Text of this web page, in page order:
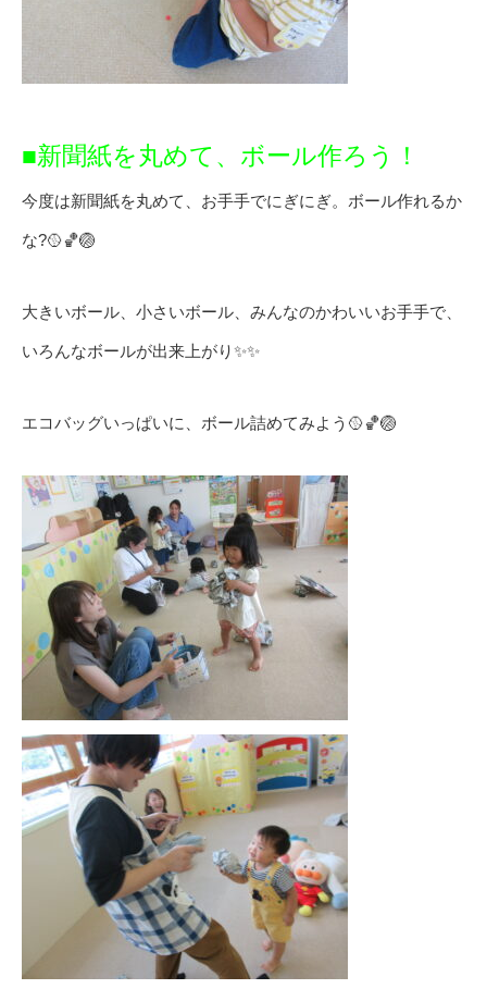
■新聞紙を丸めて、ボール作ろう！
今度は新聞紙を丸めて、お手手でにぎにぎ。ボール作れるか
な?🥎🏀🏐
大きいボール、小さいボール、みんなのかわいいお手手で、
いろんなボールが出来上がり✨✨
エコバッグいっぱいに、ボール詰めてみよう🥎🏀🏐